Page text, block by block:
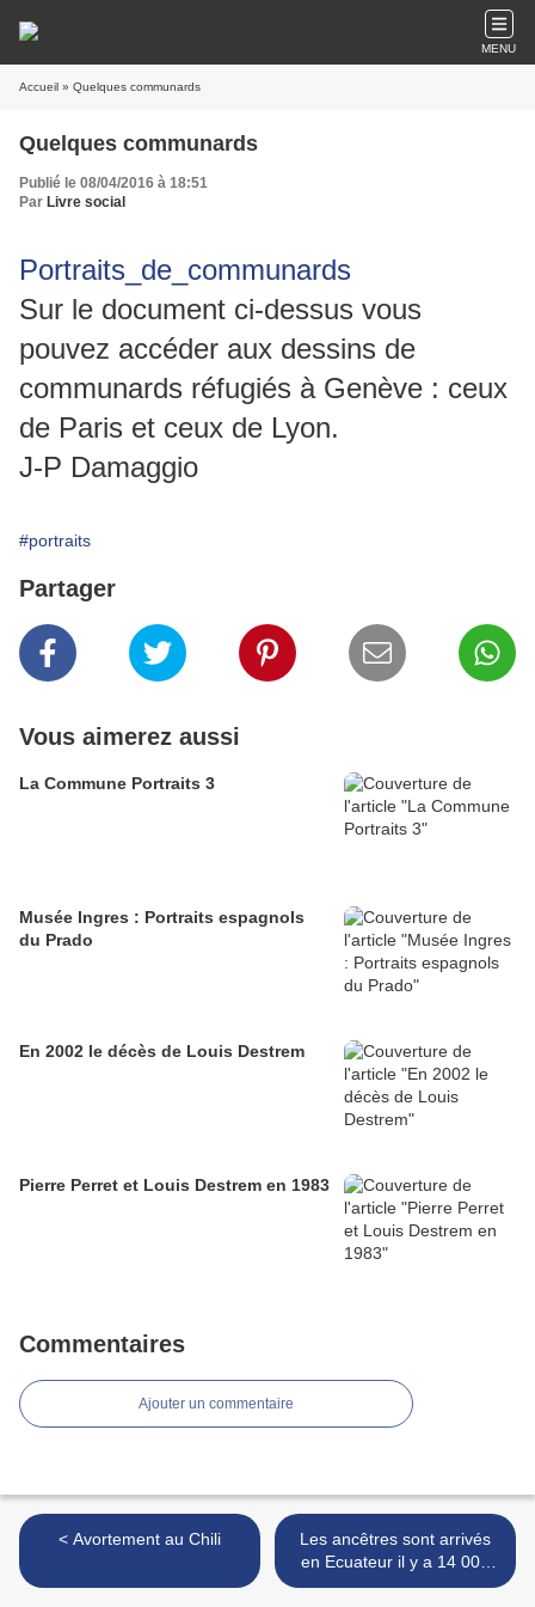
MENU
Accueil » Quelques communards
Quelques communards
Publié le 08/04/2016 à 18:51
Par Livre social
Portraits_de_communards
Sur le document ci-dessus vous
pouvez accéder aux dessins de
communards réfugiés à Genève : ceux
de Paris et ceux de Lyon.
J-P Damaggio
#portraits
Partager
Vous aimerez aussi
La Commune Portraits 3
Musée Ingres : Portraits espagnols
du Prado
En 2002 le décès de Louis Destrem
Pierre Perret et Louis Destrem en 1983
Commentaires
Ajouter un commentaire
< Avortement au Chili
Les ancêtres sont arrivés
en Ecuateur il y a 14 000
ans >